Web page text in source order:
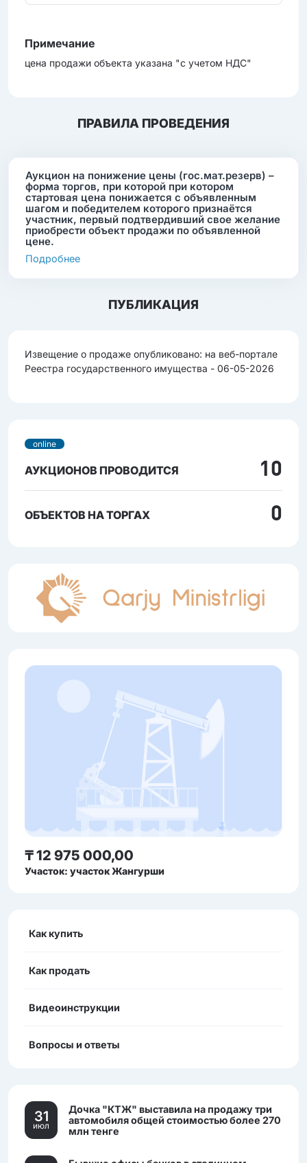
Примечание
цена продажи объекта указана "с учетом НДС"
ПРАВИЛА ПРОВЕДЕНИЯ
Аукцион на понижение цены (гос.мат.резерв) –
форма торгов, при которой при котором
стартовая цена понижается с объявленным
шагом и победителем которого признаётся
участник, первый подтвердивший свое желание
приобрести объект продажи по объявленной
цене.
Подробнее
ПУБЛИКАЦИЯ
Извещение о продаже опубликовано: на веб-портале
Реестра государственного имущества - 06-05-2026
online
АУКЦИОНОВ ПРОВОДИТСЯ 10
ОБЪЕКТОВ НА ТОРГАХ 0
₸ 12 975 000,00
Участок: участок Жангурши
Как купить
Как продать
Видеоинструкции
Вопросы и ответы
31
июл
Дочка "КТЖ" выставила на продажу три
автомобиля общей стоимостью более 270
млн тенге